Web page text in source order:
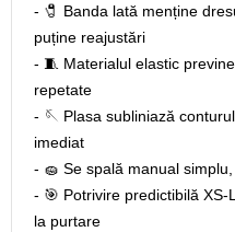
- 🧷 Banda lată menține
puține reajustări
- 🧵 Materialul elastic
repetate
- 🪡 Plasa subliniază
imediat
- 🧽 Se spală manual
- 🎯 Potrivire predictibilă
la purtare